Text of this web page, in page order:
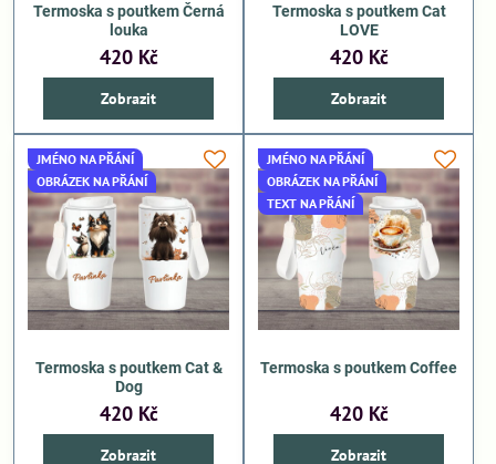
Termoska s poutkem Černá
louka
420 Kč
Zobrazit
Termoska s poutkem Cat
LOVE
420 Kč
Zobrazit
JMÉNO NA PŘÁNÍ
OBRÁZEK NA PŘÁNÍ
Termoska s poutkem Cat &
Dog
420 Kč
Zobrazit
JMÉNO NA PŘÁNÍ
OBRÁZEK NA PŘÁNÍ
TEXT NA PŘÁNÍ
Termoska s poutkem Coffee
420 Kč
Zobrazit